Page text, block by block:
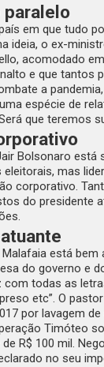
paralelo
em que tudo
ideia, o ex-
acomodado
e que tantos
a
espécie de
que teremos
Bolsonaro está
eleitorais, mas
corporativo.
do presidente
está bem
do governo e
com todas as
etc”. O
por lavagem
Timóteo
R$ 100 mil.
no seu